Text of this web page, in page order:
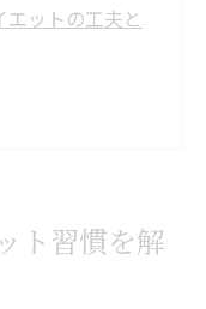
ットの工夫と
ト習慣の作り
く始めるダイエ
ト習慣を解